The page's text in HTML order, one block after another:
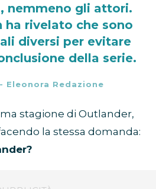
nemmeno gli attori.
ha rivelato che sono
diversi per evitare
della serie.
- Eleonora Redazione
stagione di Outlander,
la stessa domanda: